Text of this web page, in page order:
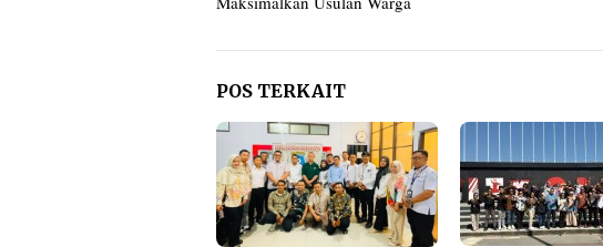
POS TERKAIT